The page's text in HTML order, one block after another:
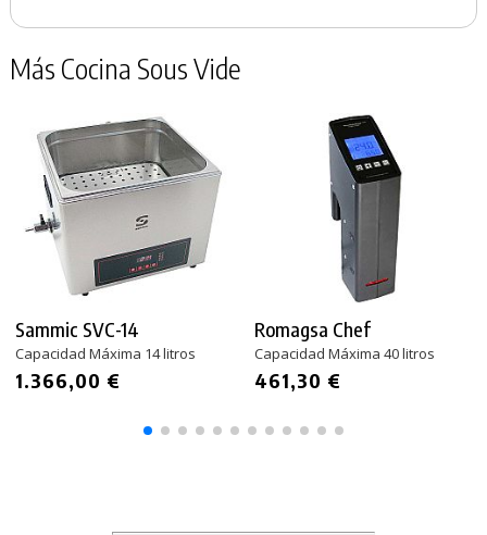
Más Cocina Sous Vide
Sammic SVC-14
Capacidad Máxima 14 litros
1.366,00 €
Romagsa Chef
Capacidad Máxima 40 litros
461,30 €